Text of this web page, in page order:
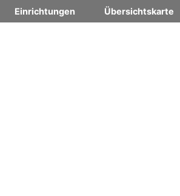
Einrichtungen Übersichtskarte